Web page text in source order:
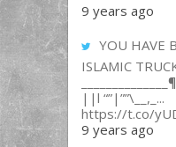
9 years ago
YOU HAVE
ISLAMIC
||l “”|””\__,_...
https://t.co/
9 years ago